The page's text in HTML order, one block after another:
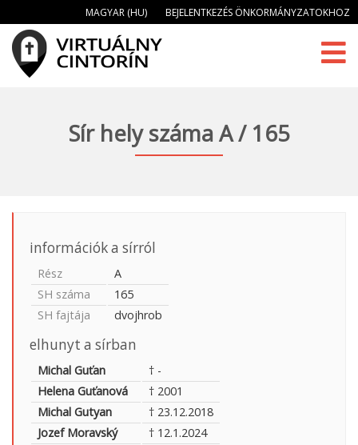
MAGYAR (HU) BEJELENTKEZÉS ÖNKORMÁNYZATOKHOZ
Sír hely száma A / 165
információk a sírról
Rész
A
SH száma
165
SH fajtája
dvojhrob
elhunyt a sírban
Michal Guťan
† -
Helena Guťanová
† 2001
Michal Gutyan
† 23.12.2018
Jozef Moravský
† 12.1.2024